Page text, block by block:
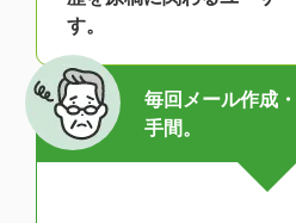
す。
毎回メール作成
手間。